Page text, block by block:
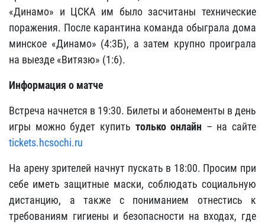
«Динамо» и ЦСКА им было засчитаны технические
поражения. После карантина команда обыграла дома
минское «Динамо» (4:3Б), а затем крупно проиграла
на выезде «Витязю» (1:6).
Информация о матче
Встреча начнется в 19:30. Билеты и абонементы в день
игры можно будет купить только онлайн – на сайте
tickets.hcsochi.ru
На арену зрителей начнут пускать в 18:00. Просим при
себе иметь защитные маски, соблюдать социальную
дистанцию, а также с пониманием отнестись к
требованиям гигиены и безопасности на входах, где